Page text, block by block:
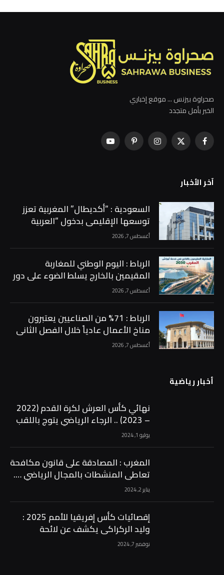
صحراوة بيزنس ... موقع إخباري
الخبر بأمل متجدد
فيسبوكX
الانستغرامبينتيريستيوتيوب
آخر الأخبار
السعودية : “أكديطال” المغربية تعزز
توسعها الإقليمي بدخول “العربية
للاستثمار” إلى رأسمالها بحصة 15% …
أغسطس 7, 2026
الرباط : اليوم الوطني للمغاربة
المقيمين بالخارج يسلط الضوء على دور
الجالية في دعم أوراش المغرب 2030 …
أغسطس 7, 2026
الرباط : 71% من الصناعيين يعتبرون
مناخ الأعمال عادياً خلال الفصل الثاني
من 2026 …
أغسطس 7, 2026
أخبار رياضية
نهائي كأس العرش لكرة القدم (2022
– 2023) .. الرجاء الرياضي يتوج باللقب
بفوزه على الجيش الملكي (2-1)
يوليو 1, 2024
المغرب : المصادقة على قانون مكافحة
تعاطي المنشطات بالمجال الرياضي ….
يناير 2, 2024
إقصائيات كأس إفريقيا للأمم 2025 :
وليد الركراكي يكشف عن لائحة
المنتخب الوطني لمواجهتي الغابون
وليسوتو …
نوفمبر 7, 2024